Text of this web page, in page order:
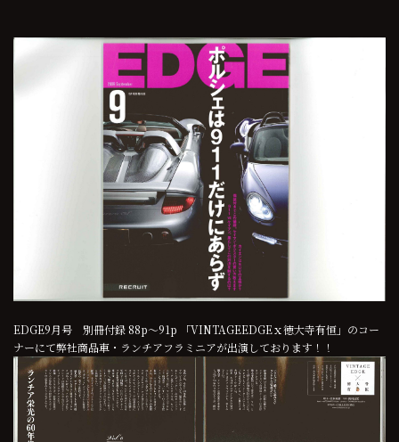
EDGE9月号 別冊付録 88p～91p 「VINTAGEEDGEｘ徳大寺有恒」のコー
ナーにて弊社商品車・ランチアフラミニアが出演しております！！